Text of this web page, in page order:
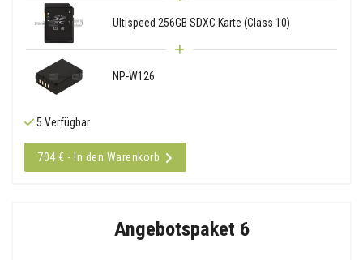
Ultispeed 256GB SDXC Karte (Class 10)
NP-W126
5 Verfügbar
704 € - In den Warenkorb
Angebotspaket 6